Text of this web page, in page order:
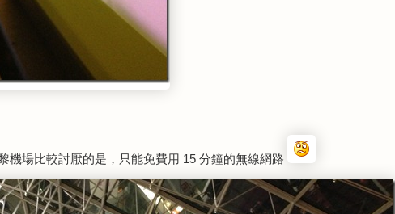
機場比較討厭的是，只能免費用 15 分鐘的無線網路